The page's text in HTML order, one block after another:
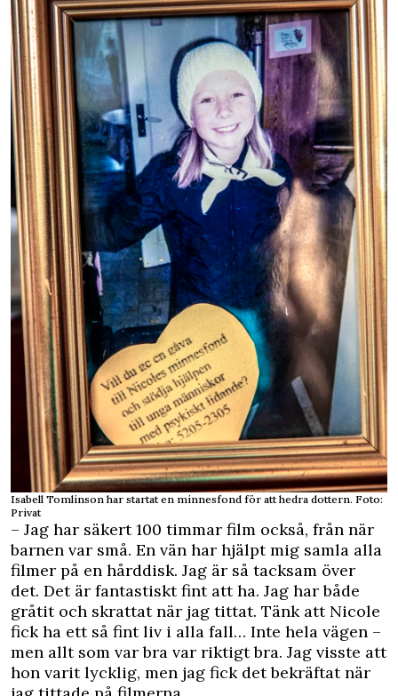
Isabell Tomlinson har startat en minnesfond för att hedra dottern. Foto:
Privat
– Jag har säkert 100 timmar film också, från när
barnen var små. En vän har hjälpt mig samla alla
filmer på en hårddisk. Jag är så tacksam över
det. Det är fantastiskt fint att ha. Jag har både
gråtit och skrattat när jag tittat. Tänk att Nicole
fick ha ett så fint liv i alla fall… Inte hela vägen –
men allt som var bra var riktigt bra. Jag visste att
hon varit lycklig, men jag fick det bekräftat när